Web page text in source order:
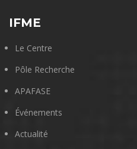
IFME
Le Centre
Pôle Recherche
APAFASE
Événements
Actualité